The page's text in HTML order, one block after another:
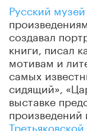
Русский музей
создавал
книги, писал
мотивам и
самых
сидящий»,
выставке
произведений